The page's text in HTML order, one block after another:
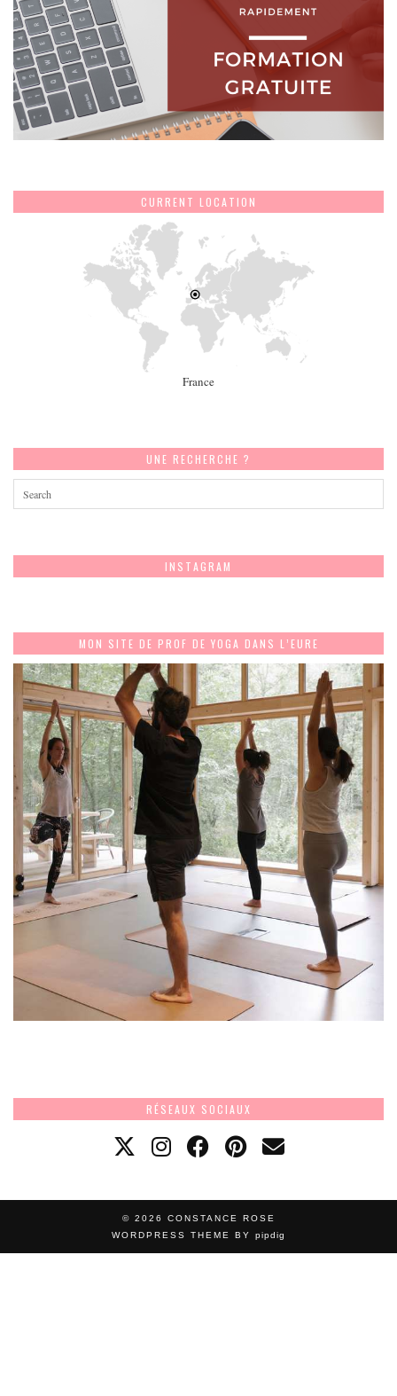
CURRENT LOCATION
France
UNE RECHERCHE ?
INSTAGRAM
MON SITE DE PROF DE YOGA DANS L’EURE
RÉSEAUX SOCIAUX
© 2026 CONSTANCE ROSE
WORDPRESS THEME BY pipdig